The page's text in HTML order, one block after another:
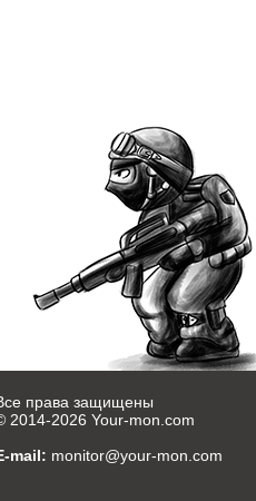
права защищены
2014-2026 Your-mon.com
mail: monitor@your-mon.com